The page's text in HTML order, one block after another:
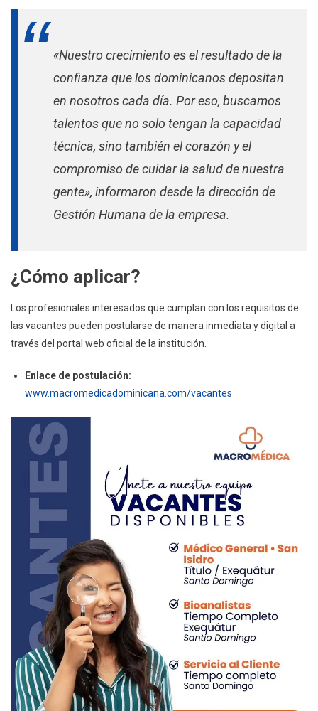
«Nuestro crecimiento es el resultado de la
confianza que los dominicanos depositan
en nosotros cada día. Por eso, buscamos
talentos que no solo tengan la capacidad
técnica, sino también el corazón y el
compromiso de cuidar la salud de nuestra
gente», informaron desde la dirección de
Gestión Humana de la empresa.
¿Cómo aplicar?
Los profesionales interesados que cumplan con los requisitos de
las vacantes pueden postularse de manera inmediata y digital a
través del portal web oficial de la institución.
Enlace de postulación:
www.macromedicadominicana.com/vacantes